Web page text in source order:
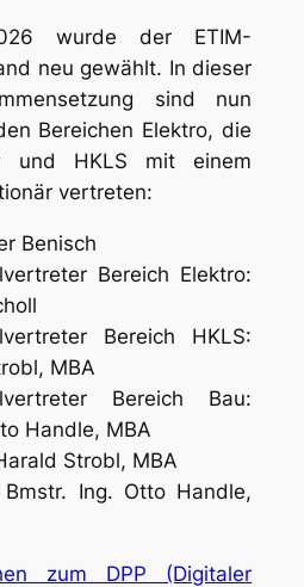
wurde der ETIM-
neu gewählt. In dieser
sind nun
Bereichen Elektro, die
und HKLS mit einem
vertreten:
Benisch
Bereich Elektro:
Bereich HKLS:
MBA
Bereich Bau:
Handle, MBA
Strobl, MBA
Bmstr. Ing. Otto Handle,
zum DPP (Digitaler